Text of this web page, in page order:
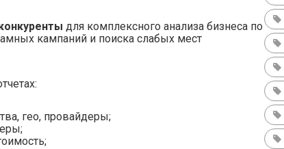
для комплексного анализа бизнеса по
кампаний и поиска слабых мест
гео, провайдеры;